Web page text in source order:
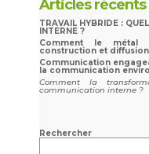
Articles récents
TRAVAIL HYBRIDE :
INTERNE ?
Comment le
construction et
Communication
la communication
Comment la
communication interne ?
Rechercher